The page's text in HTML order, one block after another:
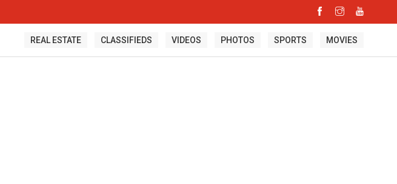
REAL ESTATE CLASSIFIEDS VIDEOS PHOTOS SPORTS MOVIES